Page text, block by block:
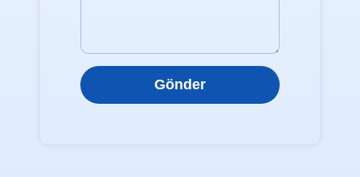
Gönder